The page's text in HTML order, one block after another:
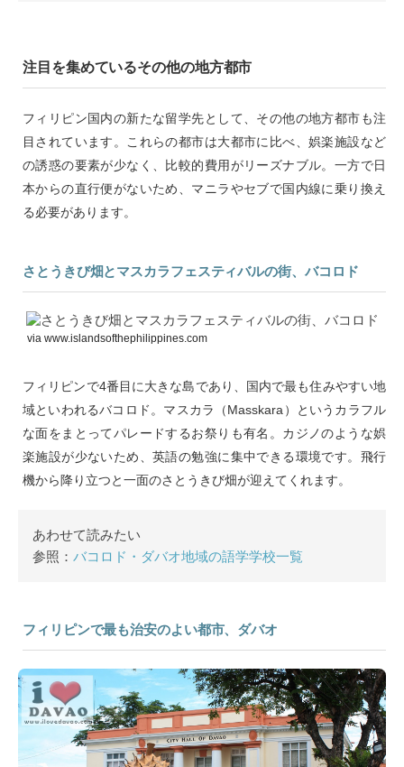
注目を集めているその他の地方都市
フィリピン国内の新たな留学先として、その他の地方都市も注
目されています。これらの都市は大都市に比べ、娯楽施設など
の誘惑の要素が少なく、比較的費用がリーズナブル。一方で日
本からの直行便がないため、マニラやセブで国内線に乗り換え
る必要があります。
さとうきび畑とマスカラフェスティバルの街、バコロド
via www.islandsofthephilippines.com
フィリピンで4番目に大きな島であり、国内で最も住みやすい地
域といわれるバコロド。マスカラ（Masskara）というカラフル
な面をまとってパレードするお祭りも有名。カジノのような娯
楽施設が少ないため、英語の勉強に集中できる環境です。飛行
機から降り立つと一面のさとうきび畑が迎えてくれます。
あわせて読みたい
参照： バコロド・ダバオ地域の語学学校一覧
フィリピンで最も治安のよい都市、ダバオ